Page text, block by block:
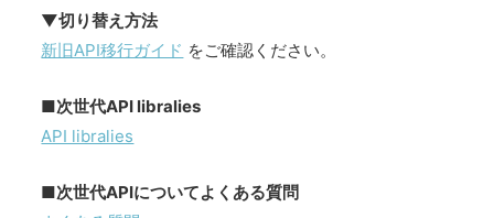
▼切り替え方法
新旧API移行ガイド をご確認ください。
■次世代API libralies
API libralies
■次世代APIについてよくある質問